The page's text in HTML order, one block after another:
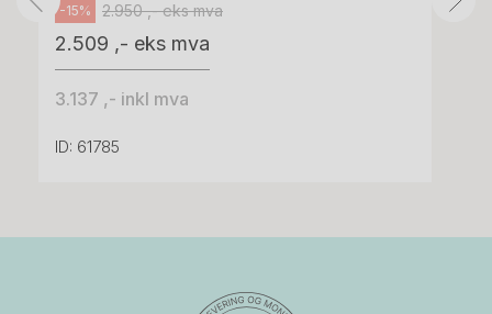
-15% 2.950 ,- eks mva
2.509 ,- eks mva
3.137 ,- inkl mva
ID: 61785